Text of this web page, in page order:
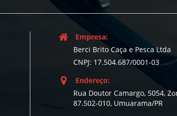
Empresa:
Berci Brito Caça e Pesca Ltda
CNPJ: 17.504.687/0001-03
Endereço:
Rua Doutor Camargo, 5054,
87.502-010, Umuarama/PR